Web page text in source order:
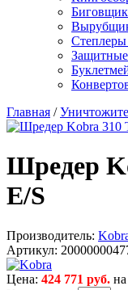
Главная /
Шредер
E/S
Производитель:
Артикул:
Цена: 424 771 руб.